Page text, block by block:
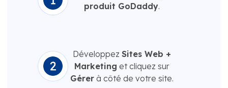
produit GoDaddy.
DéveloppezSites Web +
Marketing et cliquez sur
Gérer à côté de votre site.